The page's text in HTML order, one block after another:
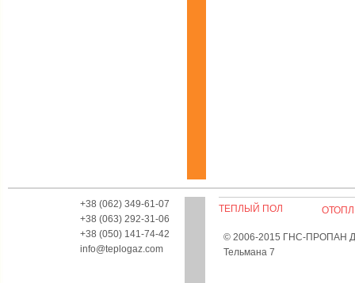
+38 (062) 349-61-07
+38 (063) 292-31-06
+38 (050) 141-74-42
info@teplogaz.com
ТЕПЛЫЙ ПОЛ
© 2006-2015 ГНС-ПРОПАН
Тельмана 7